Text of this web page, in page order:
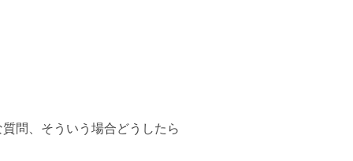
問、そういう場合どうしたら